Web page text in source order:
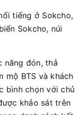
tiếng ở Sokcho,
Sokcho, núi
năng đón, thả
mộ BTS và khách
bình chọn với chủ
khảo sát trên